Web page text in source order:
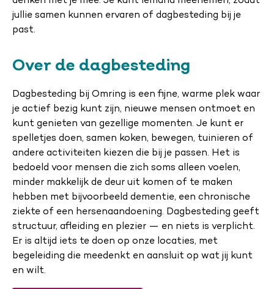
jullie samen kunnen ervaren of dagbesteding bij je
past.
Over de dagbesteding
Dagbesteding bij Omring is een fijne, warme plek waar
je actief bezig kunt zijn, nieuwe mensen ontmoet en
kunt genieten van gezellige momenten. Je kunt er
spelletjes doen, samen koken, bewegen, tuinieren of
andere activiteiten kiezen die bij je passen. Het is
bedoeld voor mensen die zich soms alleen voelen,
minder makkelijk de deur uit komen of te maken
hebben met bijvoorbeeld dementie, een chronische
ziekte of een hersenaandoening. Dagbesteding geeft
structuur, afleiding en plezier — en niets is verplicht.
Er is altijd iets te doen op onze locaties, met
begeleiding die meedenkt en aansluit op wat jij kunt
en wilt.